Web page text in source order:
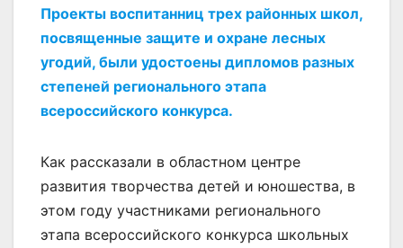
Проекты воспитанниц трех районных школ,
посвященные защите и охране лесных
угодий, были удостоены дипломов разных
степеней регионального этапа
всероссийского конкурса.
Как рассказали в областном центре
развития творчества детей и юношества, в
этом году участниками регионального
этапа всероссийского конкурса школьных